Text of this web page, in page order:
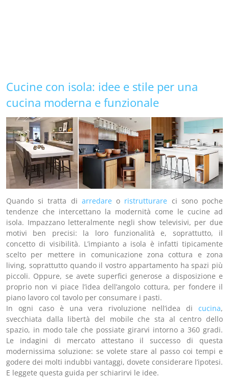
Cucine con isola: idee e stile per una
cucina moderna e funzionale
Quando si tratta di arredare o ristrutturare ci sono poche
tendenze che intercettano la modernità come le cucine ad
isola. Impazzano letteralmente negli show televisivi, per due
motivi ben precisi: la loro funzionalità e, soprattutto, il
concetto di visibilità. L’impianto a isola è infatti tipicamente
scelto per mettere in comunicazione zona cottura e zona
living, soprattutto quando il vostro appartamento ha spazi più
piccoli. Oppure, se avete superfici generose a disposizione e
proprio non vi piace l’idea dell’angolo cottura, per fondere il
piano lavoro col tavolo per consumare i pasti.
In ogni caso è una vera rivoluzione nell’idea di cucina,
svecchiata dalla libertà del mobile che sta al centro dello
spazio, in modo tale che possiate girarvi intorno a 360 gradi.
Le indagini di mercato attestano il successo di questa
modernissima soluzione: se volete stare al passo coi tempi e
godere dei molti indubbi vantaggi, dovete considerare l’ipotesi.
E leggete questa guida per schiarirvi le idee.